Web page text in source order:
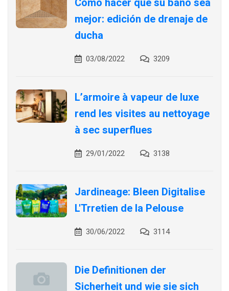
mejor: edición de drenaje de
ducha
03/08/2022 3209
L’armoire à vapeur de luxe
rend les visites au nettoyage
à sec superflues
29/01/2022 3138
Jardineage: Bleen Digitalise
L'Trretien de la Pelouse
30/06/2022 3114
Die Definitionen der
Sicherheit und wie sie sich